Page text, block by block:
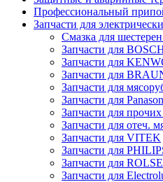
Профессиональный
Запчасти для
Смазка для
Запчасти для
Запчасти для
Запчасти для
Запчасти для
Запчасти для
Запчасти для
Запчасти для отеч.
Запчасти для VITEK
Запчасти для
Запчасти для
Запчасти для